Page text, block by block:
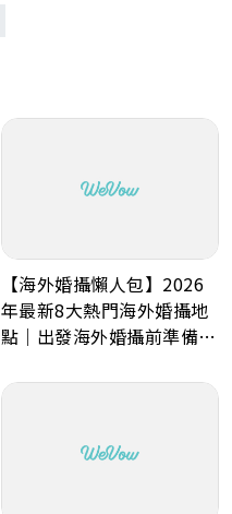
【海外婚攝懶人包】2026
年最新8大熱門海外婚攝地
點｜出發海外婚攝前準備事